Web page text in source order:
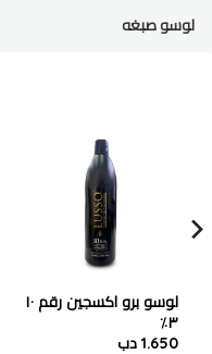
لوسو صبغه
لوسو برو اكسجين رقم ١٠
٣٪
1.650 دب